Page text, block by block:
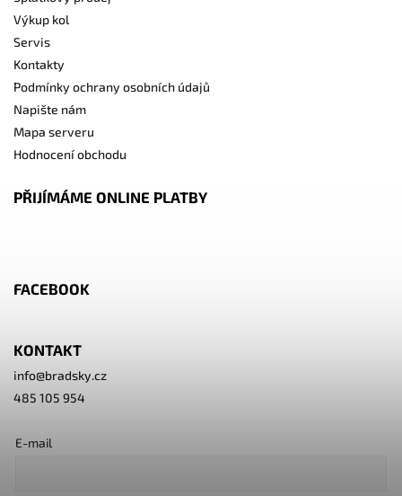
Výkup kol
Servis
Kontakty
Podmínky ochrany osobních údajů
Napište nám
Mapa serveru
Hodnocení obchodu
PŘIJÍMÁME ONLINE PLATBY
FACEBOOK
KONTAKT
info@bradsky.cz
485 105 954
E-mail